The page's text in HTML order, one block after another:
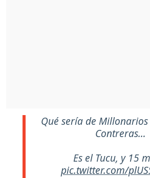
Qué sería de
Contreras…
Es el Tucu, y 15
pic.twitter.com/